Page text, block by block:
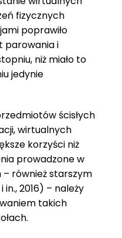
fizycznych
poprawiło
parowania i
niż miało to
jedynie
ścisłych
wirtualnych
korzyści niż
prowadzone w
również starszym
2016) – należy
takich